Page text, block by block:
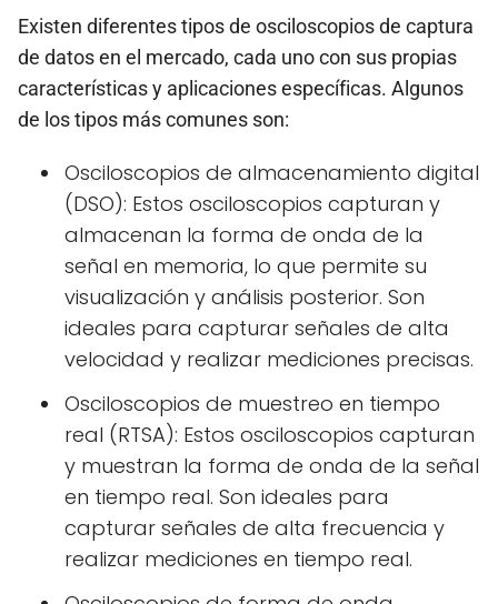
Existen diferentes tipos de osciloscopios de captura
de datos en el mercado, cada uno con sus propias
características y aplicaciones específicas. Algunos
de los tipos más comunes son:
Osciloscopios de almacenamiento digital
(DSO): Estos osciloscopios capturan y
almacenan la forma de onda de la
señal en memoria, lo que permite su
visualización y análisis posterior. Son
ideales para capturar señales de alta
velocidad y realizar mediciones precisas.
Osciloscopios de muestreo en tiempo
real (RTSA): Estos osciloscopios capturan
y muestran la forma de onda de la señal
en tiempo real. Son ideales para
capturar señales de alta frecuencia y
realizar mediciones en tiempo real.